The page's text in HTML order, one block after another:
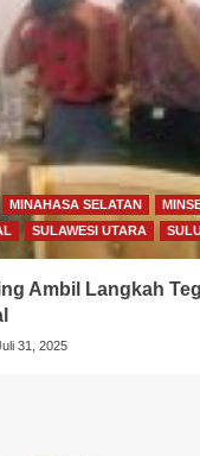
MINAHASA SELATAN
SULAWESI UTARA
Ambil Langkah
31, 2025